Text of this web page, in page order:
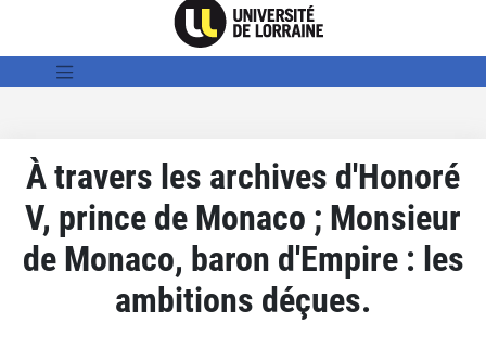
À travers les archives d'Honoré
V, prince de Monaco ; Monsieur
de Monaco, baron d'Empire : les
ambitions déçues.